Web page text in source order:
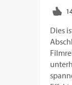
Dies